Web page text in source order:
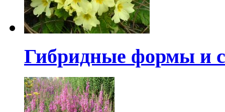
Гибридные формы и